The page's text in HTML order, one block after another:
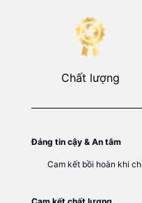
Chất lượng
Đáng tin cậy & An tâm
Cam kết bồi hoàn khi